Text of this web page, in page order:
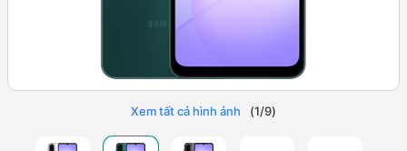
Xem tất cả hình ảnh (1/9)